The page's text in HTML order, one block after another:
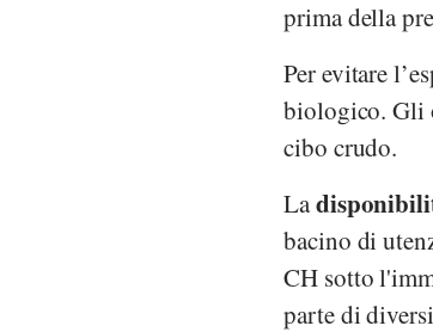
prima della
Per evitare
biologico. Gli
cibo crudo.
La
bacino di
CH sotto
parte di